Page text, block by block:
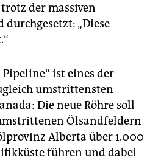
der massiven
„Diese
ist eines der
umstrittensten
Die neue Röhre soll
Ölsandfeldern
Alberta über 1.000
führen und dabei